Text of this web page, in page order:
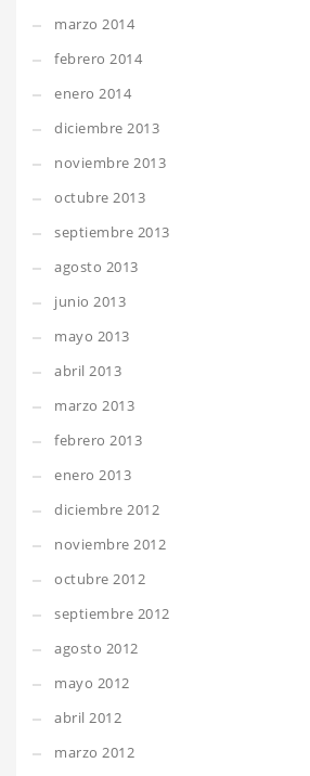
marzo 2014
febrero 2014
enero 2014
diciembre 2013
noviembre 2013
octubre 2013
septiembre 2013
agosto 2013
junio 2013
mayo 2013
abril 2013
marzo 2013
febrero 2013
enero 2013
diciembre 2012
noviembre 2012
octubre 2012
septiembre 2012
agosto 2012
mayo 2012
abril 2012
marzo 2012